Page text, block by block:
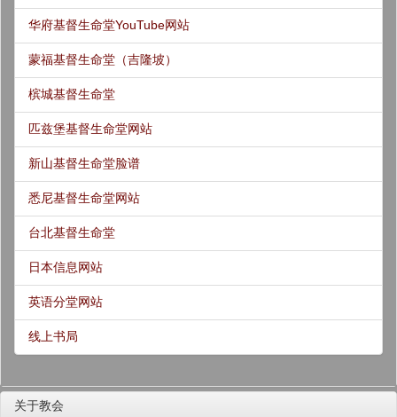
华府基督生命堂YouTube网站
蒙福基督生命堂（吉隆坡）
槟城基督生命堂
匹兹堡基督生命堂网站
新山基督生命堂脸谱
悉尼基督生命堂网站
台北基督生命堂
日本信息网站
英语分堂网站
线上书局
关于教会